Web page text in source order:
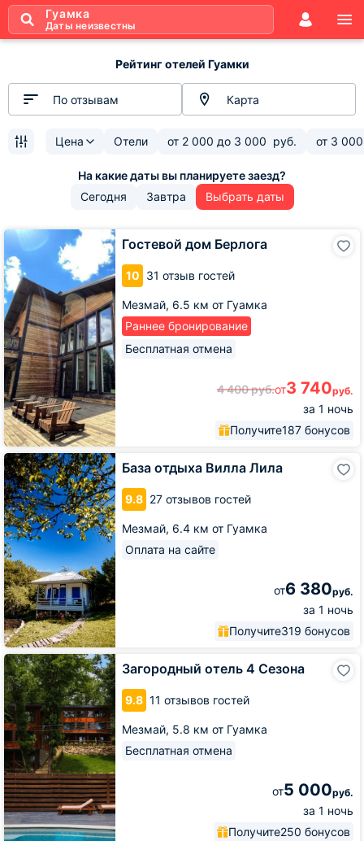
Гуамка
Даты неизвестны
Рейтинг отелей Гуамки
По отзывам Карта
Цена Отели от 2 000 до 3 000 руб. от 3 000
Сегодня Завтра Выбрать даты
Гостевой дом Берлога
10 31 отзыв гостей
Мезмай, 6.5 км от Гуамка
Раннее бронирование
Бесплатная отмена
4 400руб.от3 740руб.
за 1 ночь
Получите187 бонусов
Гостевой
дом
Берлога
База отдыха Вилла Лила
9.8 27 отзывов гостей
Мезмай, 6.4 км от Гуамка
Оплата на сайте
от6 380руб.
за 1 ночь
Получите319 бонусов
База
отдыха
Вилла
Лила
Загородный отель 4 Сезона
9.8 11 отзывов гостей
Мезмай, 5.8 км от Гуамка
Бесплатная отмена
от5 000руб.
за 1 ночь
Получите250 бонусов
Загородный
отель
4
Сезона